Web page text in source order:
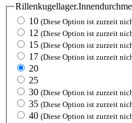
10 (Diese Option ist zurzeit
12 (Diese Option ist zurzeit
15 (Diese Option ist zurzeit
17 (Diese Option ist zurzeit
20
25
30 (Diese Option ist zurzeit
35 (Diese Option ist zurzeit
40 (Diese Option ist zurzeit